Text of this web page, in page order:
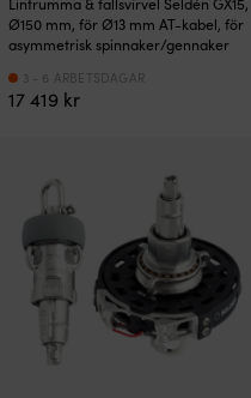
Ø150 mm, för Ø13 mm AT-kabel, för
asymmetrisk spinnaker/gennaker
17 419 kr
3 - 6 ARBETSDAGAR